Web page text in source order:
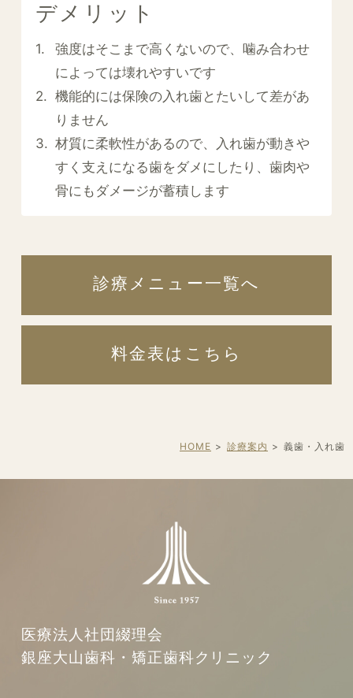
デメリット
強度はそこまで高くないので、噛み合わせ
によっては壊れやすいです
機能的には保険の入れ歯とたいして差があ
りません
材質に柔軟性があるので、入れ歯が動きや
すく支えになる歯をダメにしたり、歯肉や
骨にもダメージが蓄積します
診療メニュー一覧へ
料金表はこちら
HOME 診療案内 義歯・入れ歯
医療法人社団綴理会
銀座大山歯科・矯正歯科クリニック